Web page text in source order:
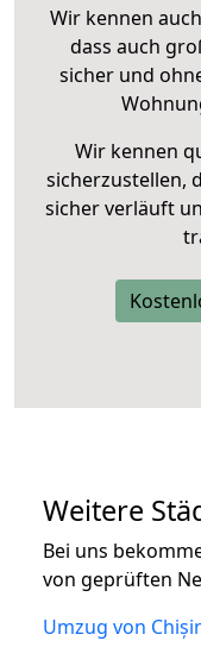
Wir kennen auch
dass auch
sicher und
Wir kennen
sicherzustellen,
sicher verläuft
Weitere
Bei uns
von geprüften
Umzug von